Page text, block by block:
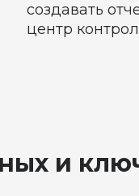
создавать
центр
и